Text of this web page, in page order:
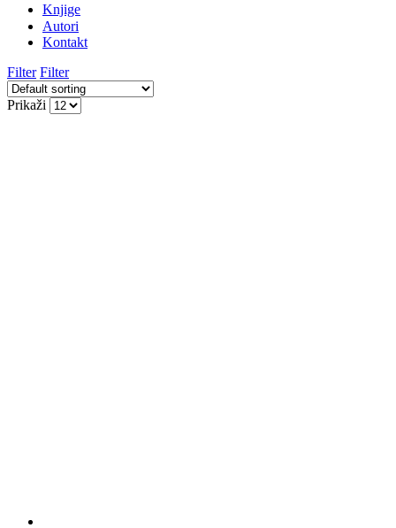
Knjige
Autori
Kontakt
Filter Filter
Prikaži